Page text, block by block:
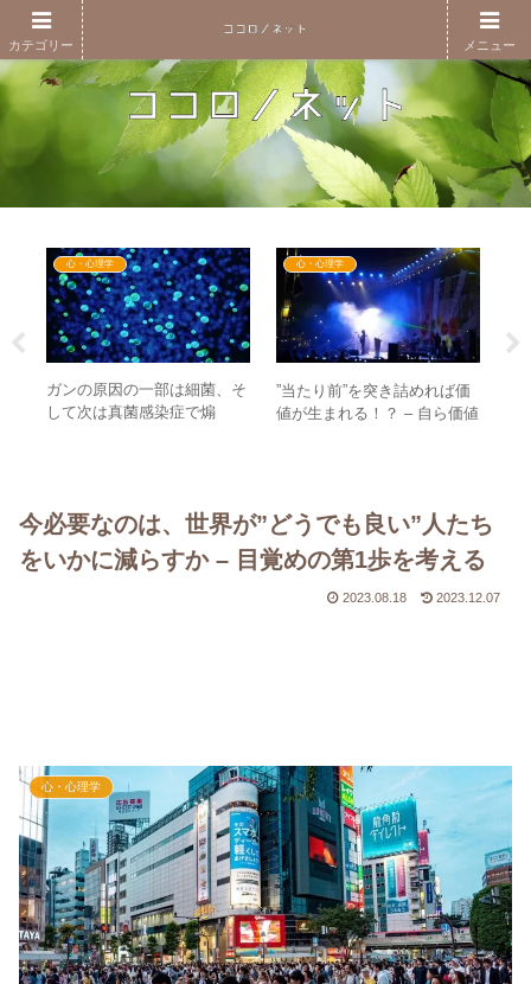
心・心理学
ガンの原因の一部は細菌、そ
して次は真菌感染症で煽
心・心理学
”当たり前”を突き詰めれば価
値が生まれる！？ – 自ら価値
今必要なのは、世界が”どうでも良い”人たち
をいかに減らすか – 目覚めの第1歩を考える
2023.08.18 2023.12.07
心・心理学
カテゴリー メニュー